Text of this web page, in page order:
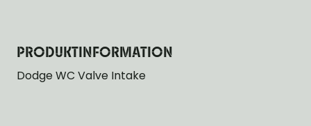
PRODUKTINFORMATION
Dodge WC Valve Intake